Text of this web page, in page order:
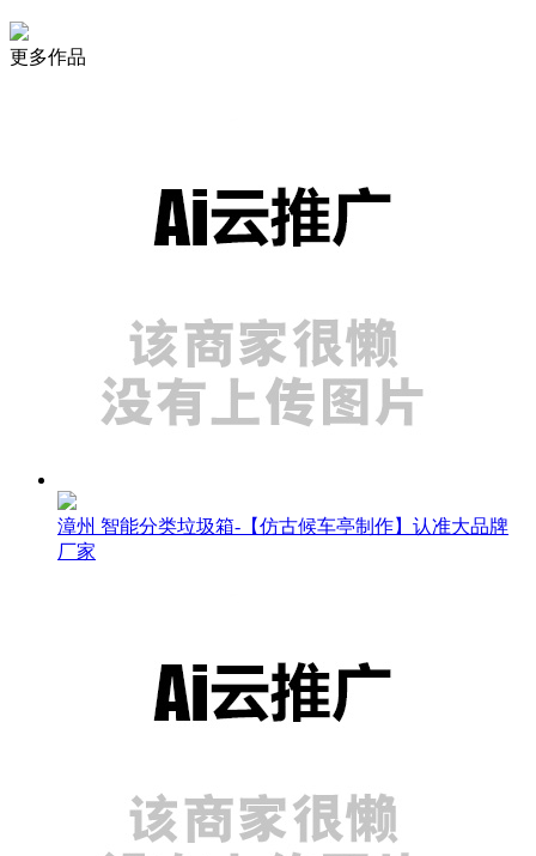
更多作品
漳州 智能分类垃圾箱-【仿古候车亭制作】认准大品牌
厂家